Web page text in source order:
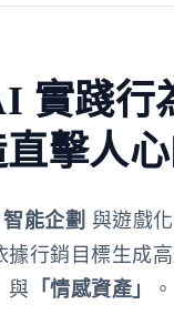
實踐行
擊人
能企劃 與遊戲
據行銷目標生成
與 「情感資產」 。